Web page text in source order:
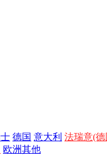
德国 意大利 法瑞意(德
欧洲其他